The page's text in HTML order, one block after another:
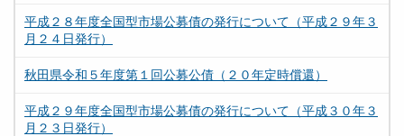
平成２８年度全国型市場公募債の発行について（平成２９年３
月２４日発行）
秋田県令和５年度第１回公募公債（２０年定時償還）
平成２９年度全国型市場公募債の発行について（平成３０年３
月２３日発行）